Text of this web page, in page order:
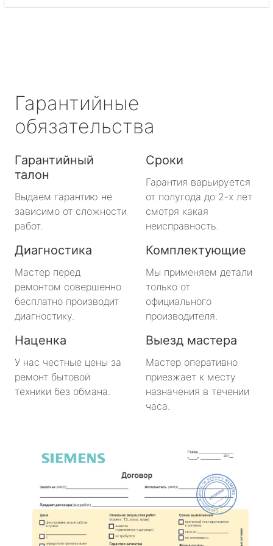
Гарантийные
обязательства
Гарантийный
талон
Выдаем гарантию не
зависимо от сложности
работ.
Сроки
Гарантия варьируется
от полугода до 2-х лет
смотря какая
неисправность.
Диагностика
Мастер перед
ремонтом совершенно
бесплатно производит
диагностику.
Комплектующие
Мы применяем детали
только от
официального
производителя.
Наценка
У нас честные цены за
ремонт бытовой
техники без обмана.
Выезд мастера
Мастер оперативно
приезжает к месту
назначения в течении
часа.